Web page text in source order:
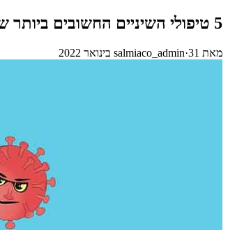
5 טיפולי השיניים החשובים ביותר שחובה לעשות
מאת salmiaco_admin·31 בינואר 2022